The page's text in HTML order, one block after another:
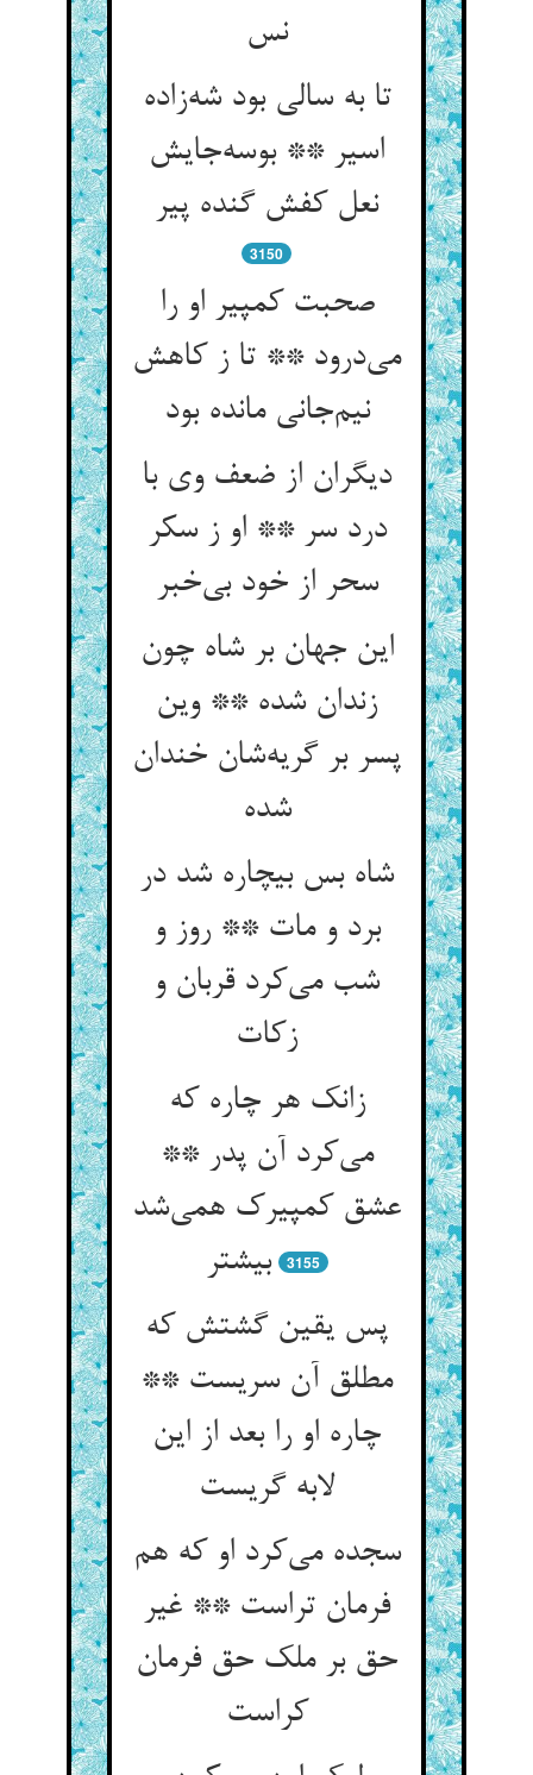
نس
تا به سالی بود شه‌زاده
اسیر ** بوسه‌جایش
نعل کفش گنده پیر
3150
صحبت کمپیر او را
می‌درود ** تا ز کاهش
نیم‌جانی مانده بود
دیگران از ضعف وی با
درد سر ** او ز سکر
سحر از خود بی‌خبر
این جهان بر شاه چون
زندان شده ** وین
پسر بر گریه‌شان خندان
شده
شاه بس بیچاره شد در
برد و مات ** روز و
شب می‌کرد قربان و
زکات
زانک هر چاره که
می‌کرد آن پدر **
عشق کمپیرک همی‌شد
بیشتر
3155
پس یقین گشتش که
مطلق آن سریست **
چاره او را بعد از این
لابه گریست
سجده می‌کرد او که هم
فرمان تراست ** غیر
حق بر ملک حق فرمان
کراست